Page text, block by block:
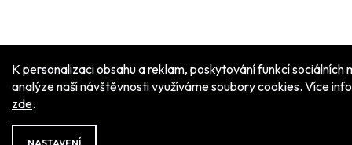
K personalizaci obsahu a reklam, poskytování funkcí sociálních
analýze naší návštěvnosti využíváme soubory cookies. Více
zde.